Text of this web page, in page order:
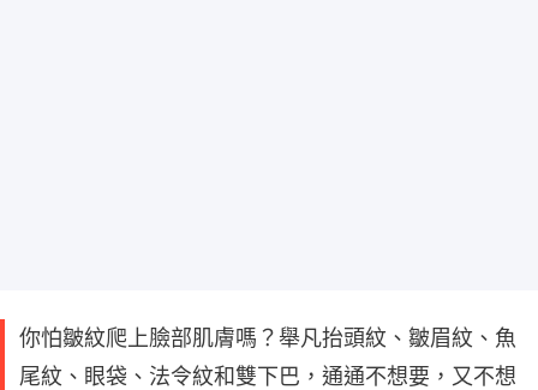
你怕皺紋爬上臉部肌膚嗎？舉凡抬頭紋、皺眉紋、魚
尾紋、眼袋、法令紋和雙下巴，通通不想要，又不想